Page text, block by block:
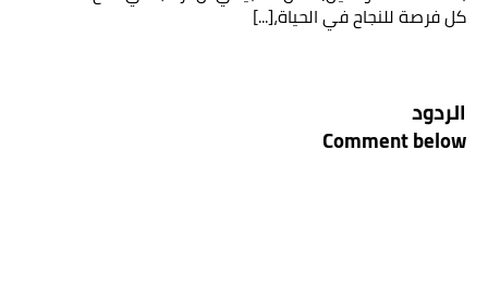
كل فرصة للنجاح في الحياة،[...]
الردود
Comment below